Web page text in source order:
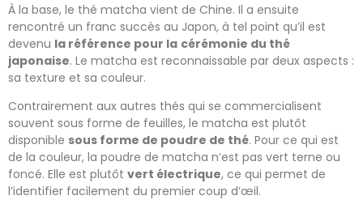
À la base, le thé matcha vient de Chine. Il a ensuite
rencontré un franc succès au Japon, à tel point qu’il est
devenu la référence pour la cérémonie du thé
japonaise. Le matcha est reconnaissable par deux aspects :
sa texture et sa couleur.
Contrairement aux autres thés qui se commercialisent
souvent sous forme de feuilles, le matcha est plutôt
disponible sous forme de poudre de thé. Pour ce qui est
de la couleur, la poudre de matcha n’est pas vert terne ou
foncé. Elle est plutôt vert électrique, ce qui permet de
l’identifier facilement du premier coup d’œil.